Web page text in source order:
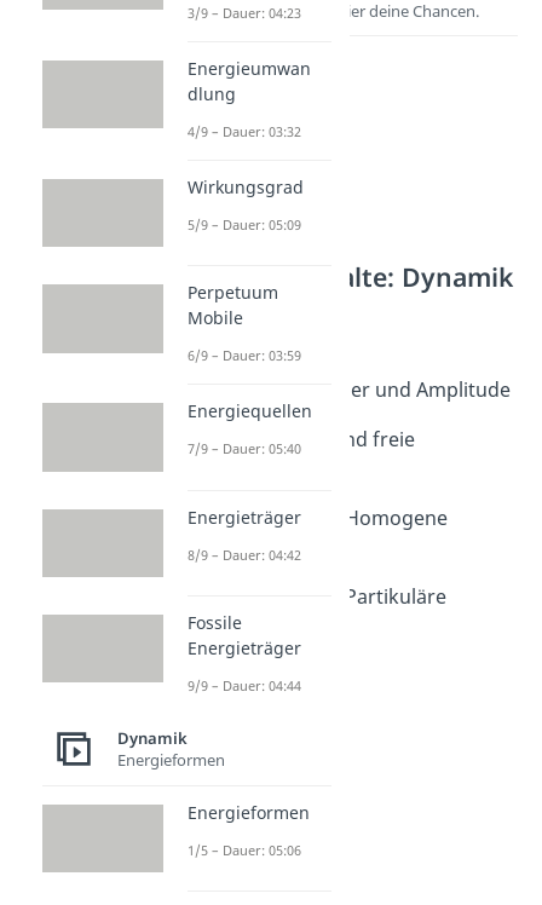
Entdecke hier deine Chancen.
Weitere Inhalte: Dynamik
Schwingungen
Dauer: 08:58
Schwingungsdauer und Amplitude
Dauer: 05:27
Eigenfrequenz und freie
Schwingungen - Homogene
Lösung
Schwingungen - Partikuläre
Lösung
Dauer: 08:07
Oszillator
Resonanz
3/9 – Dauer: 04:23
Energieumwan
dlung
4/9 – Dauer: 03:32
Wirkungsgrad
5/9 – Dauer: 05:09
Perpetuum
Mobile
6/9 – Dauer: 03:59
Energiequellen
7/9 – Dauer: 05:40
Energieträger
8/9 – Dauer: 04:42
Fossile
Energieträger
9/9 – Dauer: 04:44
Dynamik
Energieformen
Energieformen
1/5 – Dauer: 05:06